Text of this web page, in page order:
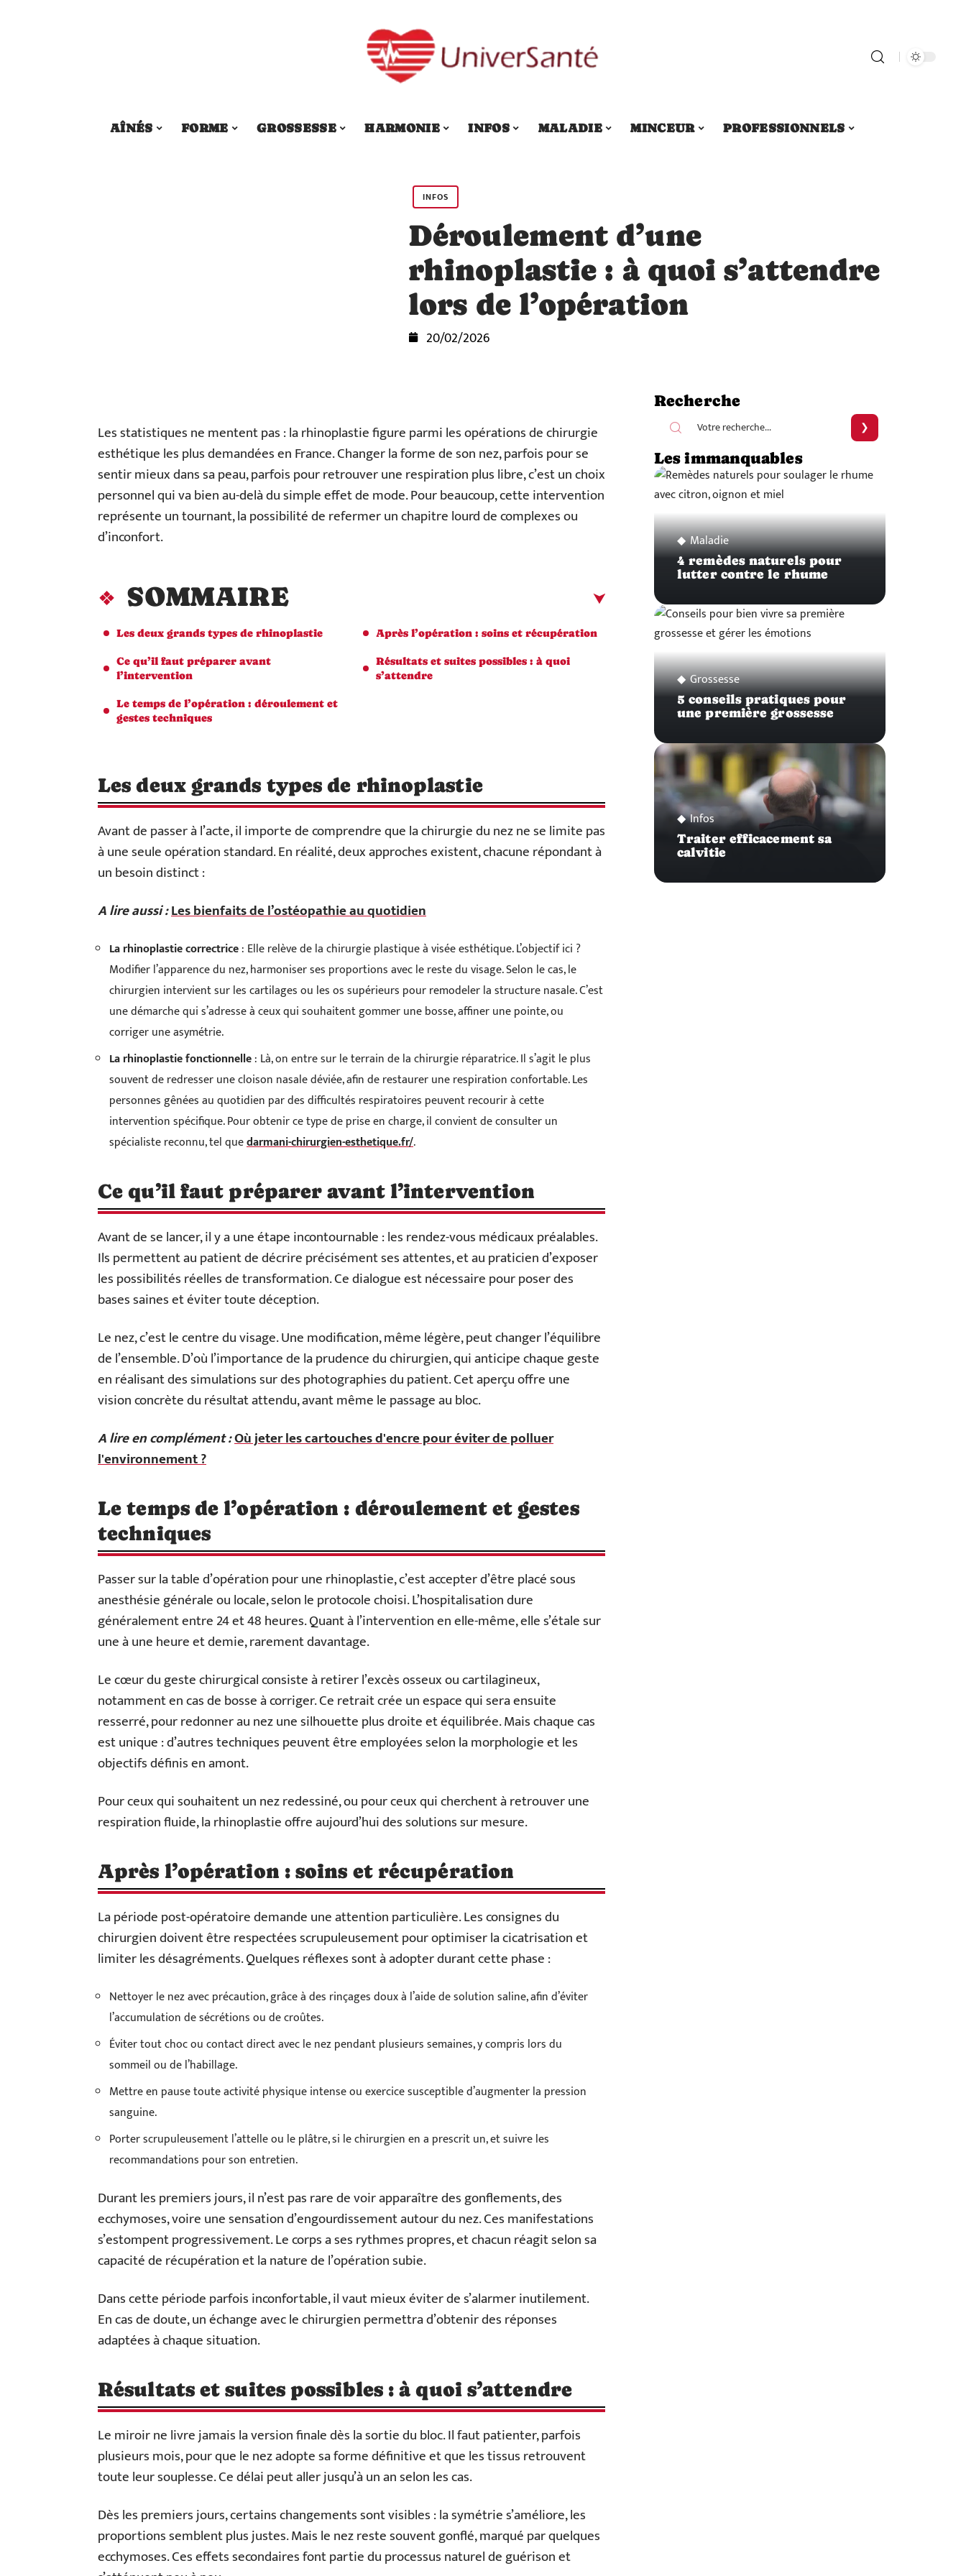
AÎNÉS FORME GROSSESSE HARMONIE INFOS MALADIE MINCEUR PROFESSIONNELS
INFOS
Déroulement d’une
rhinoplastie : à quoi s’attendre
lors de l’opération
20/02/2026
Les statistiques ne mentent pas : la rhinoplastie figure parmi les opérations de chirurgie
esthétique les plus demandées en France. Changer la forme de son nez, parfois pour se
sentir mieux dans sa peau, parfois pour retrouver une respiration plus libre, c’est un choix
personnel qui va bien au-delà du simple effet de mode. Pour beaucoup, cette intervention
représente un tournant, la possibilité de refermer un chapitre lourd de complexes ou
d’inconfort.
SOMMAIRE
Les deux grands types de rhinoplastie
Ce qu’il faut préparer avant
l’intervention
Le temps de l’opération : déroulement et
gestes techniques
Après l’opération : soins et récupération
Résultats et suites possibles : à quoi
s’attendre
Les deux grands types de rhinoplastie
Avant de passer à l’acte, il importe de comprendre que la chirurgie du nez ne se limite pas
à une seule opération standard. En réalité, deux approches existent, chacune répondant à
un besoin distinct :
A lire aussi :Les bienfaits de l’ostéopathie au quotidien
La rhinoplastie correctrice: Elle relève de la chirurgie plastique à visée esthétique. L’objectif ici ?
Modifier l’apparence du nez, harmoniser ses proportions avec le reste du visage. Selon le cas, le
chirurgien intervient sur les cartilages ou les os supérieurs pour remodeler la structure nasale. C’est
une démarche qui s’adresse à ceux qui souhaitent gommer une bosse, affiner une pointe, ou
corriger une asymétrie.
La rhinoplastie fonctionnelle: Là, on entre sur le terrain de la chirurgie réparatrice. Il s’agit le plus
souvent de redresser une cloison nasale déviée, afin de restaurer une respiration confortable. Les
personnes gênées au quotidien par des difficultés respiratoires peuvent recourir à cette
intervention spécifique. Pour obtenir ce type de prise en charge, il convient de consulter un
spécialiste reconnu, tel quedarmani-chirurgien-esthetique.fr/.
Ce qu’il faut préparer avant l’intervention
Avant de se lancer, il y a une étape incontournable : les rendez-vous médicaux préalables.
Ils permettent au patient de décrire précisément ses attentes, et au praticien d’exposer
les possibilités réelles de transformation. Ce dialogue est nécessaire pour poser des
bases saines et éviter toute déception.
Le nez, c’est le centre du visage. Une modification, même légère, peut changer l’équilibre
de l’ensemble. D’où l’importance de la prudence du chirurgien, qui anticipe chaque geste
en réalisant des simulations sur des photographies du patient. Cet aperçu offre une
vision concrète du résultat attendu, avant même le passage au bloc.
A lire en complément :Où jeter les cartouches d'encre pour éviter de polluer
l'environnement ?
Le temps de l’opération : déroulement et gestes
techniques
Passer sur la table d’opération pour une rhinoplastie, c’est accepter d’être placé sous
anesthésie générale ou locale, selon le protocole choisi. L’hospitalisation dure
généralement entre 24 et 48 heures. Quant à l’intervention en elle-même, elle s’étale sur
une à une heure et demie, rarement davantage.
Le cœur du geste chirurgical consiste à retirer l’excès osseux ou cartilagineux,
notamment en cas de bosse à corriger. Ce retrait crée un espace qui sera ensuite
resserré, pour redonner au nez une silhouette plus droite et équilibrée. Mais chaque cas
est unique : d’autres techniques peuvent être employées selon la morphologie et les
objectifs définis en amont.
Pour ceux qui souhaitent un nez redessiné, ou pour ceux qui cherchent à retrouver une
respiration fluide, la rhinoplastie offre aujourd’hui des solutions sur mesure.
Après l’opération : soins et récupération
La période post-opératoire demande une attention particulière. Les consignes du
chirurgien doivent être respectées scrupuleusement pour optimiser la cicatrisation et
limiter les désagréments. Quelques réflexes sont à adopter durant cette phase :
Nettoyer le nez avec précaution, grâce à des rinçages doux à l’aide de solution saline, afin d’éviter
l’accumulation de sécrétions ou de croûtes.
Éviter tout choc ou contact direct avec le nez pendant plusieurs semaines, y compris lors du
sommeil ou de l’habillage.
Mettre en pause toute activité physique intense ou exercice susceptible d’augmenter la pression
sanguine.
Porter scrupuleusement l’attelle ou le plâtre, si le chirurgien en a prescrit un, et suivre les
recommandations pour son entretien.
Durant les premiers jours, il n’est pas rare de voir apparaître des gonflements, des
ecchymoses, voire une sensation d’engourdissement autour du nez. Ces manifestations
s’estompent progressivement. Le corps a ses rythmes propres, et chacun réagit selon sa
capacité de récupération et la nature de l’opération subie.
Dans cette période parfois inconfortable, il vaut mieux éviter de s’alarmer inutilement.
En cas de doute, un échange avec le chirurgien permettra d’obtenir des réponses
adaptées à chaque situation.
Résultats et suites possibles : à quoi s’attendre
Le miroir ne livre jamais la version finale dès la sortie du bloc. Il faut patienter, parfois
plusieurs mois, pour que le nez adopte sa forme définitive et que les tissus retrouvent
toute leur souplesse. Ce délai peut aller jusqu’à un an selon les cas.
Dès les premiers jours, certains changements sont visibles : la symétrie s’améliore, les
proportions semblent plus justes. Mais le nez reste souvent gonflé, marqué par quelques
ecchymoses. Ces effets secondaires font partie du processus naturel de guérison et
Recherche
Les immanquables
Maladie
4 remèdes naturels pour
lutter contre le rhume
Grossesse
5 conseils pratiques pour
une première grossesse
Infos
Traiter efficacement sa
calvitie